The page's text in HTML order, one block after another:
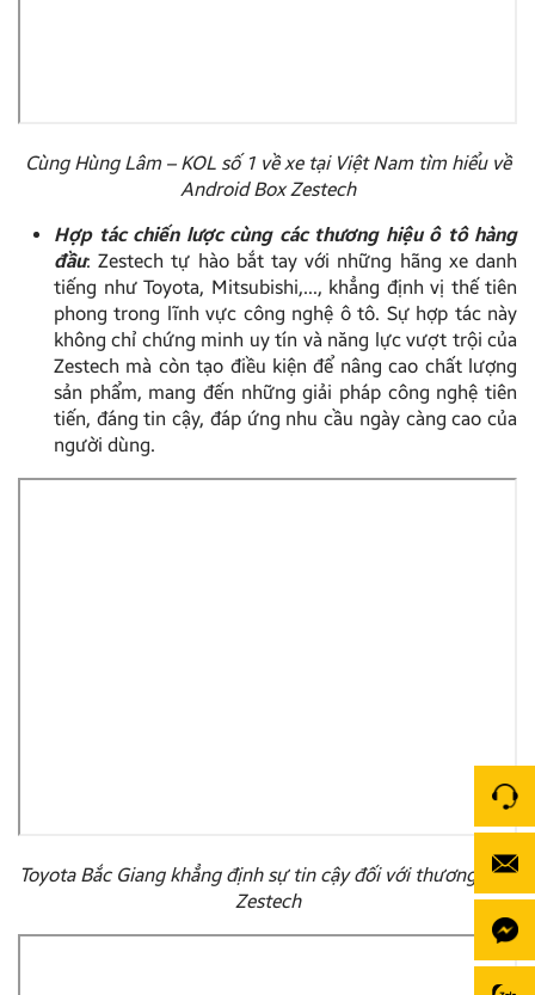
Cùng Hùng Lâm – KOL số 1 về xe tại Việt Nam tìm hiểu về
Android Box Zestech
Hợp tác chiến lược cùng các thương hiệu ô tô hàng
đầu: Zestech tự hào bắt tay với những hãng xe danh
tiếng như Toyota, Mitsubishi,…, khẳng định vị thế tiên
phong trong lĩnh vực công nghệ ô tô. Sự hợp tác này
không chỉ chứng minh uy tín và năng lực vượt trội của
Zestech mà còn tạo điều kiện để nâng cao chất lượng
sản phẩm, mang đến những giải pháp công nghệ tiên
tiến, đáng tin cậy, đáp ứng nhu cầu ngày càng cao của
người dùng.
Toyota Bắc Giang khẳng định sự tin cậy đối với thương hiệu
Zestech